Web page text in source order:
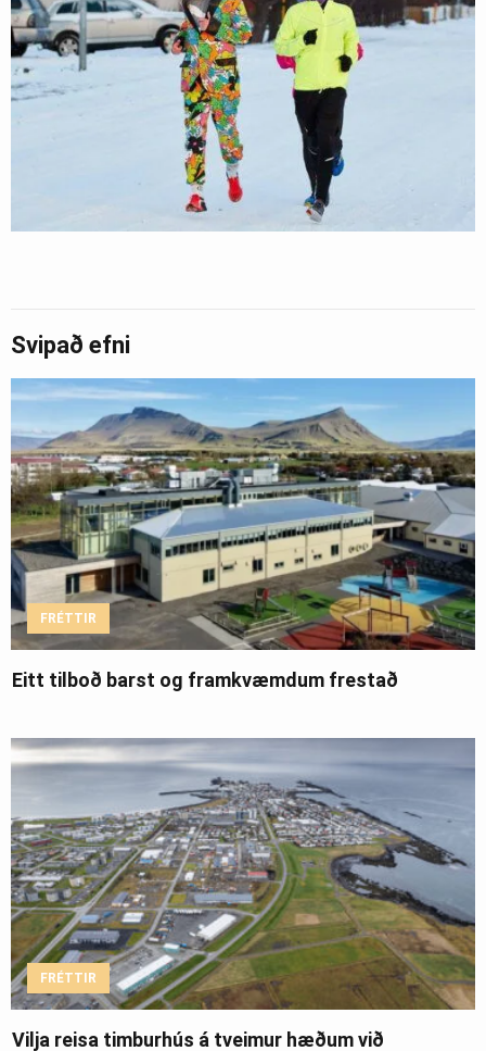
Svipað efni
FRÉTTIR
Eitt tilboð barst og framkvæmdum frestað
FRÉTTIR
Vilja reisa timburhús á tveimur hæðum við